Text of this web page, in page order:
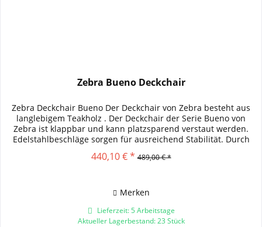
Zebra Bueno Deckchair
Zebra Deckchair Bueno Der Deckchair von Zebra besteht aus
langlebigem Teakholz . Der Deckchair der Serie Bueno von
Zebra ist klappbar und kann platzsparend verstaut werden.
Edelstahlbeschläge sorgen für ausreichend Stabilität. Durch
die...
440,10 € * 489,00 € *
Merken
Lieferzeit: 5 Arbeitstage
Aktueller Lagerbestand: 23 Stück